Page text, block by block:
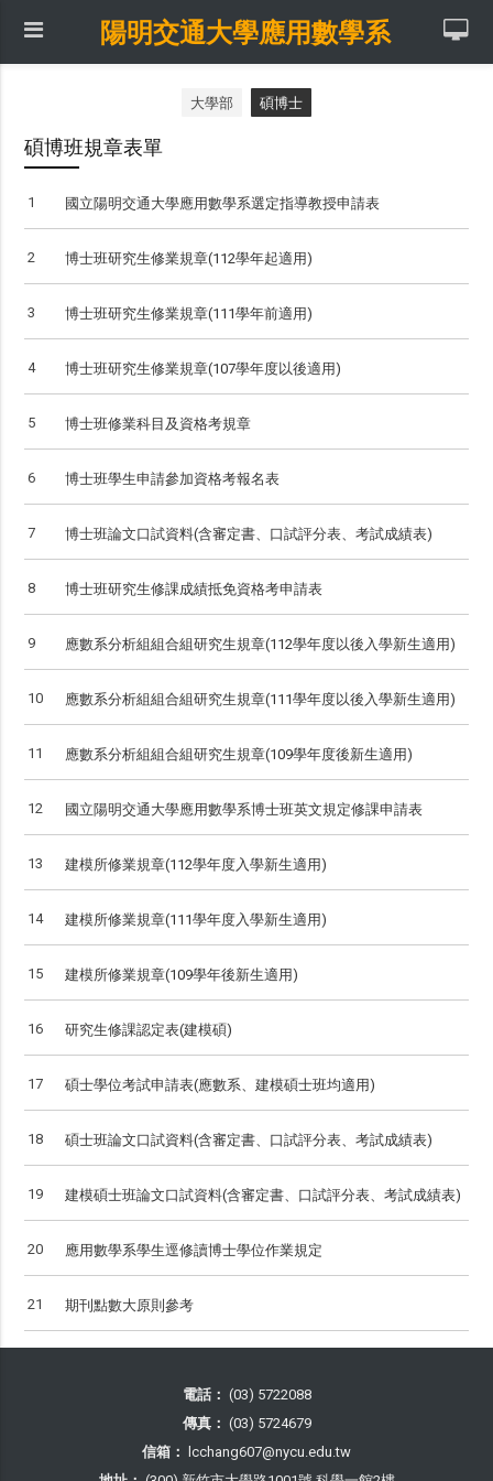
陽明交通大學應用數學系
大學部 碩博士
碩博班規章表單
1 國立陽明交通大學應用數學系選定指導教授申請表
2 博士班研究生修業規章(112學年起適用)
3 博士班研究生修業規章(111學年前適用)
4 博士班研究生修業規章(107學年度以後適用)
5 博士班修業科目及資格考規章
6 博士班學生申請參加資格考報名表
7 博士班論文口試資料(含審定書、口試評分表、考試成績表)
8 博士班研究生修課成績抵免資格考申請表
9 應數系分析組組合組研究生規章(112學年度以後入學新生適用)
10 應數系分析組組合組研究生規章(111學年度以後入學新生適用)
11 應數系分析組組合組研究生規章(109學年度後新生適用)
12 國立陽明交通大學應用數學系博士班英文規定修課申請表
13 建模所修業規章(112學年度入學新生適用)
14 建模所修業規章(111學年度入學新生適用)
15 建模所修業規章(109學年後新生適用)
16 研究生修課認定表(建模碩)
17 碩士學位考試申請表(應數系、建模碩士班均適用)
18 碩士班論文口試資料(含審定書、口試評分表、考試成績表)
19 建模碩士班論文口試資料(含審定書、口試評分表、考試成績表)
20 應用數學系學生逕修讀博士學位作業規定
21 期刊點數大原則參考
電話： (03) 5722088
傳真： (03) 5724679
信箱：
lcchang607@nycu.edu.tw